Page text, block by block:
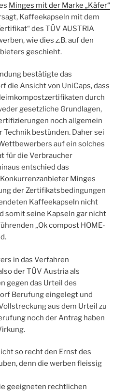
Minges mit der Marke „Käfer“
Kaffeekapseln mit dem
des TÜV AUSTRIA
wie dies z.B. auf den
geschieht.
bestätigte das
die Ansicht von UniCaps, dass
durch
gesetzliche Grundlagen,
noch allgemein
Technik bestünden. Daher sei
auf ein solches
für die Verbraucher
entschied das
Minges
der Zertifikatsbedingungen
Kaffeekapseln nicht
somit seine Kapseln gar nicht
„Ok compost HOME-
in das Verfahren
der TÜV Austria als
gegen das Urteil des
Berufung eingelegt und
aus dem Urteil zu
noch der Antrag haben
so recht den Ernst des
denn die werben fleissig
geeigneten rechtlichen